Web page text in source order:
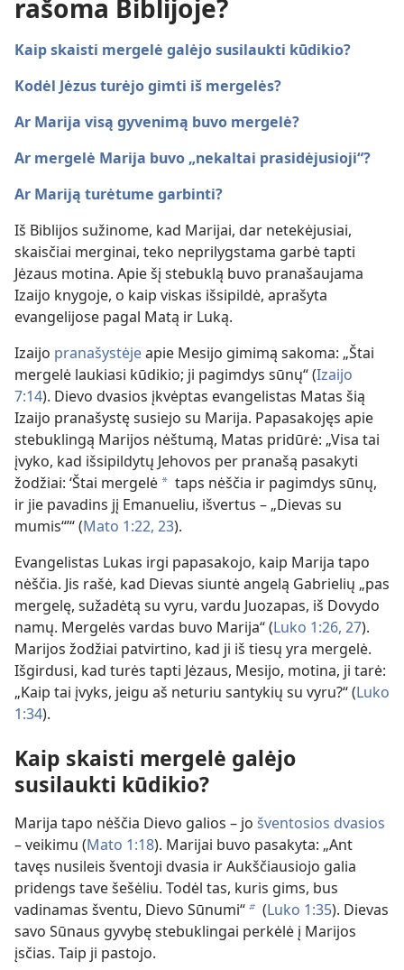
rašoma Biblijoje?
Kaip skaisti mergelė galėjo susilaukti kūdikio?
Kodėl Jėzus turėjo gimti iš mergelės?
Ar Marija visą gyvenimą buvo mergelė?
Ar mergelė Marija buvo „nekaltai prasidėjusioji“?
Ar Mariją turėtume garbinti?
Iš Biblijos sužinome, kad Marijai, dar netekėjusiai,
skaisčiai merginai, teko neprilygstama garbė tapti
Jėzaus motina. Apie šį stebuklą buvo pranašaujama
Izaijo knygoje, o kaip viskas išsipildė, aprašyta
evangelijose pagal Matą ir Luką.
Izaijo pranašystėjeapie Mesijo gimimą sakoma: „Štai
mergelė laukiasi kūdikio; ji pagimdys sūnų“ (Izaijo
7:14). Dievo dvasios įkvėptas evangelistas Matas šią
Izaijo pranašystę susiejo su Marija. Papasakojęs apie
stebuklingą Marijos nėštumą, Matas pridūrė: „Visa tai
įvyko, kad išsipildytų Jehovos per pranašą pasakyti
žodžiai: ‘Štai mergelė a taps nėščia ir pagimdys sūnų,
ir jie pavadins jį Emanueliu, išvertus – „Dievas su
mumis“’“ (Mato 1:22, 23).
Evangelistas Lukas irgi papasakojo, kaip Marija tapo
nėščia. Jis rašė, kad Dievas siuntė angelą Gabrielių „pas
mergelę, sužadėtą su vyru, vardu Juozapas, iš Dovydo
namų. Mergelės vardas buvo Marija“ (Luko 1:26, 27).
Marijos žodžiai patvirtino, kad ji iš tiesų yra mergelė.
Išgirdusi, kad turės tapti Jėzaus, Mesijo, motina, ji tarė:
„Kaip tai įvyks, jeigu aš neturiu santykių su vyru?“ (Luko
1:34).
Kaip skaisti mergelė galėjo
susilaukti kūdikio?
Marija tapo nėščia Dievo galios – jo šventosios dvasios
– veikimu (Mato 1:18). Marijai buvo pasakyta: „Ant
tavęs nusileis šventoji dvasia ir Aukščiausiojo galia
pridengs tave šešėliu. Todėl tas, kuris gims, bus
vadinamas šventu, Dievo Sūnumi“b (Luko 1:35). Dievas
savo Sūnaus gyvybę stebuklingai perkėlė į Marijos
įsčias. Taip ji pastojo.